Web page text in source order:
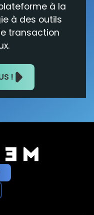
à la
à des outils
transaction
!